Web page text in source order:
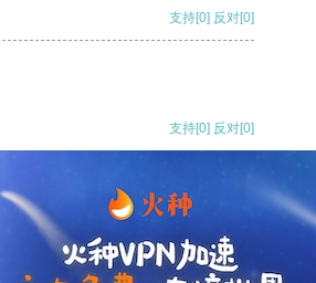
支持[0] 反对[0]
支持[0] 反对[0]
支持 反对